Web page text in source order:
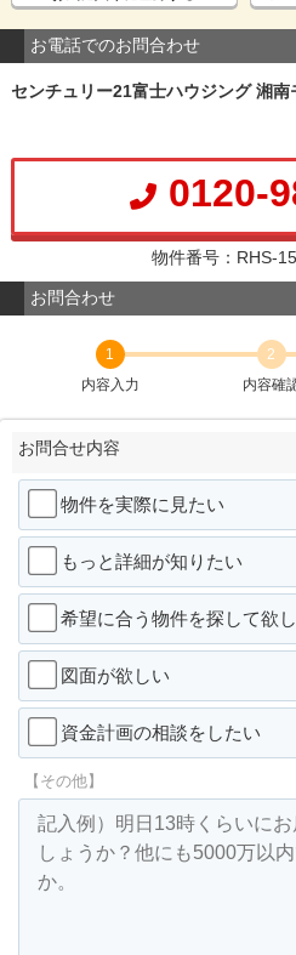
お電話でのお問合わせ
センチュリー21富士ハウジング 湘南
0120-
物件番号：RHS-
お問合わせ
1
内容入力
2
内容確
お問合せ内容
物件を実際に見たい
もっと詳細が知りたい
希望に合う物件を探して欲
図面が欲しい
資金計画の相談をしたい
【その他】